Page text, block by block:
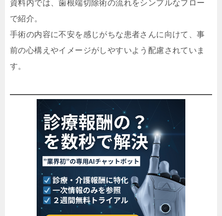
資料内では、歯根端切除術の流れをシンプルなフロー
で紹介。
手術の内容に不安を感じがちな患者さんに向けて、事
前の心構えやイメージがしやすいよう配慮されていま
す。